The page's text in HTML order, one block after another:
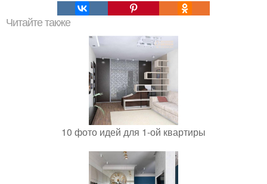
Читайте также
10 фото идей для 1-ой квартиры